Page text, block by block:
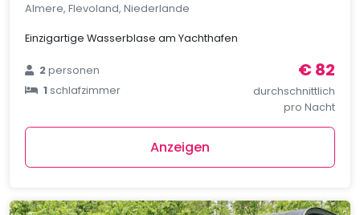
Almere, Flevoland, Niederlande
Einzigartige Wasserblase am Yachthafen
2personen
1schlafzimmer
€ 82
durchschnittlich
pro Nacht
Anzeigen